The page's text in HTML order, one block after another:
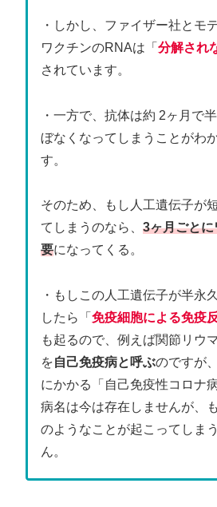
・しかし、ファイザー社とモ
ワクチンのRNAは「 分解され
されています。
・一方で、抗体は約 2ヶ月で
ぼなくなってしまうことがわ
す。
そのため、もし人工遺伝子が
てしまうのなら、 3ヶ月ごと
要になってくる。
・もしこの人工遺伝子が半永
したら「 免疫細胞による免疫
も起るので、例えば関節リウ
を自己免疫病と呼ぶのですが
にかかる「自己免疫性コロナ
病名は今は存在しませんが、
のようなことが起こってしま
ん。